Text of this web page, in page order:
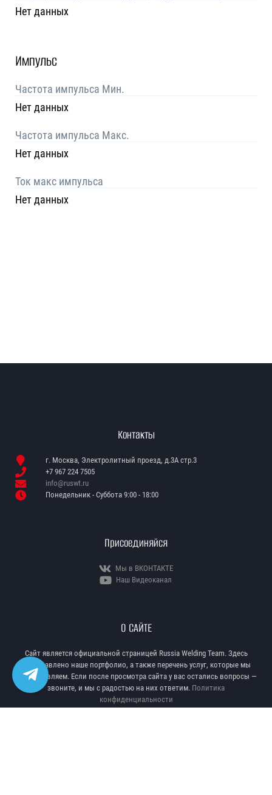
Нет данных
Импульс
Частота импульса Мин.
Нет данных
Частота импульса Макс.
Нет данных
Ток макс импульса
Нет данных
Контакты
г. Москва, Электролитный проезд, д.3А стр.3
+7 967 224 7505
info@ruswt.ru
Понедельник - Суббота 9:00 - 18:00
Присоединяйся
Мы в ВКОНТАКТЕ
Наш Видеоканал
О САЙТЕ
Сайт является официальной страницей Russia Welding Team. Здесь
представлено наше портфолио, а также перечень услуг, которые мы
предоставляем. Если после просмотра сайта у вас остались вопросы —
звоните, и мы с радостью на них ответим. Политика
конфиденциальности